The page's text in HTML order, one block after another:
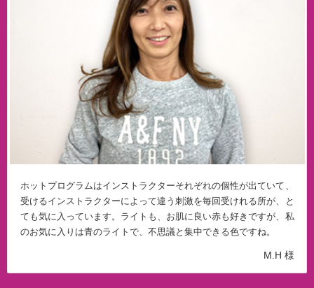
ホットプログラムはインストラクターそれぞれの個性が出ていて、
受けるインストラクターによって違う刺激を毎回受けれる所が、と
ても気に入っています。ライトも、お肌に良い赤も好きですが、私
のお気に入りは青のライトで、不思議と集中できる色ですね。
M.H 様